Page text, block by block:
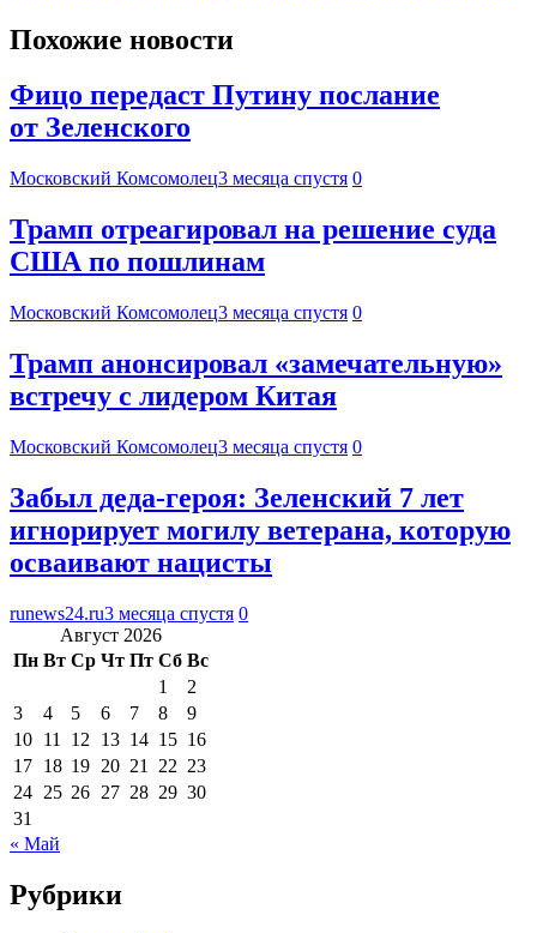
Похожие новости
Фицо передаст Путину послание
от Зеленского
Московский Комсомолец3 месяца спустя 0
Трамп отреагировал на решение суда
США по пошлинам
Московский Комсомолец3 месяца спустя 0
Трамп анонсировал «замечательную»
встречу с лидером Китая
Московский Комсомолец3 месяца спустя 0
Забыл деда-героя: Зеленский 7 лет
игнорирует могилу ветерана, которую
осваивают нацисты
runews24.ru3 месяца спустя 0
Август 2026
Пн Вт Ср Чт Пт Сб Вс
1
2
3
4 5 6 7 8
9
10 11 12 13 14 15 16
17 18 19 20 21 22 23
24 25 26 27 28 29 30
31
« Май
Рубрики